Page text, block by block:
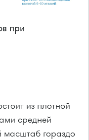
при
из плотной
средней
масштаб гораздо